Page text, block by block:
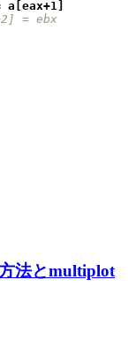
= ebx
法とmultiplot